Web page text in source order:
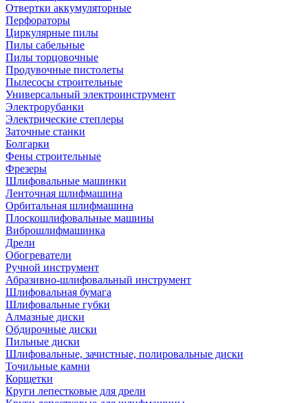
Отвертки аккумуляторные
Перфораторы
Циркулярные пилы
Пилы сабельные
Пилы торцовочные
Продувочные пистолеты
Пылесосы строительные
Универсальный электроинструмент
Электрорубанки
Электрические степлеры
Заточные станки
Болгарки
Фены строительные
Фрезеры
Шлифовальные машинки
Ленточная шлифмашина
Орбитальная шлифмашина
Плоскошлифовальные машины
Виброшлифмашинка
Дрели
Обогреватели
Ручной инструмент
Абразивно-шлифовальный инструмент
Шлифовальная бумага
Шлифовальные губки
Алмазные диски
Обдирочные диски
Пильные диски
Шлифовальные, зачистные, полировальные диски
Точильные камни
Корщетки
Круги лепестковые для дрели